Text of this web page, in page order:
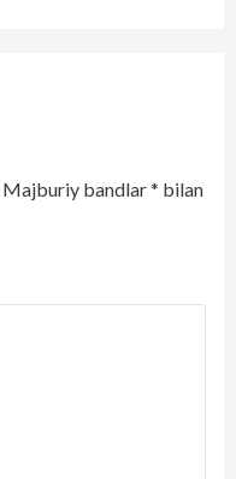
Majburiy bandlar* bilan